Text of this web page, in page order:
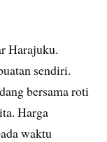
Harajuku.
sendiri.
bersama roti
Harga
waktu